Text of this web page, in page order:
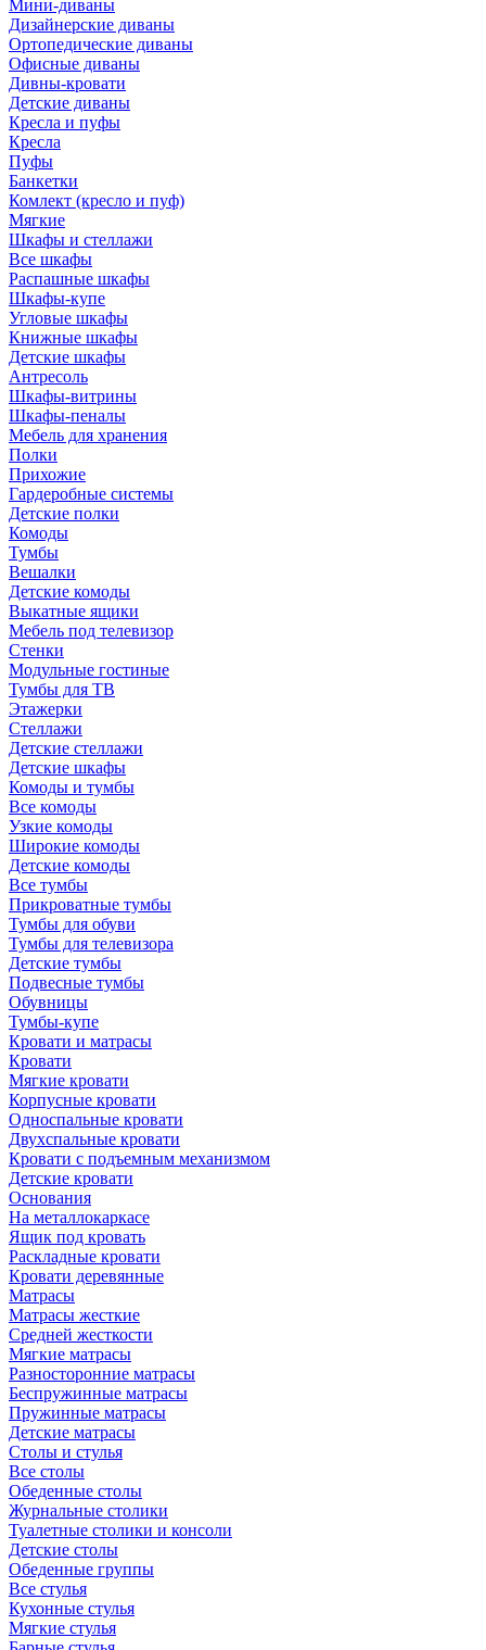
Мини-диваны
Дизайнерские диваны
Ортопедические диваны
Офисные диваны
Дивны-кровати
Детские диваны
Кресла и пуфы
Кресла
Пуфы
Банкетки
Комлект (кресло и пуф)
Мягкие
Шкафы и стеллажи
Все шкафы
Распашные шкафы
Шкафы-купе
Угловые шкафы
Книжные шкафы
Детские шкафы
Антресоль
Шкафы-витрины
Шкафы-пеналы
Мебель для хранения
Полки
Прихожие
Гардеробные системы
Детские полки
Комоды
Тумбы
Вешалки
Детские комоды
Выкатные ящики
Мебель под телевизор
Стенки
Модульные гостиные
Тумбы для ТВ
Этажерки
Стеллажи
Детские стеллажи
Детские шкафы
Комоды и тумбы
Все комоды
Узкие комоды
Широкие комоды
Детские комоды
Все тумбы
Прикроватные тумбы
Тумбы для обуви
Тумбы для телевизора
Детские тумбы
Подвесные тумбы
Обувницы
Тумбы-купе
Кровати и матрасы
Кровати
Мягкие кровати
Корпусные кровати
Односпальные кровати
Двухспальные кровати
Кровати с подъемным механизмом
Детские кровати
Основания
На металлокаркасе
Ящик под кровать
Раскладные кровати
Кровати деревянные
Матрасы
Матрасы жесткие
Средней жесткости
Мягкие матрасы
Разносторонние матрасы
Беспружинные матрасы
Пружинные матрасы
Детские матрасы
Столы и стулья
Все столы
Обеденные столы
Журнальные столики
Туалетные столики и консоли
Детские столы
Обеденные группы
Все стулья
Кухонные стулья
Мягкие стулья